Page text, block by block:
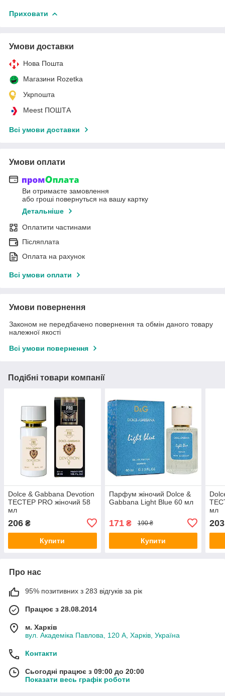
Приховати
Умови доставки
Нова Пошта
Магазини Rozetka
Укрпошта
Meest ПОШТА
Всі умови доставки
Умови оплати
Ви отримаєте замовлення
або гроші повернуться на вашу картку
Детальніше
Оплатити частинами
Післяплата
Оплата на рахунок
Всі умови оплати
Умови повернення
Законом не передбачено повернення та обмін даного товару
належної якості
Всі умови повернення
Подібні товари компанії
Dolce & Gabbana Devotion
ТЕСТЕР PRO жіночий 58
мл
206 ₴
Купити
Парфум жіночий Dolce &
Gabbana Light Blue 60 мл
171₴ 190 ₴
Купити
мл
203
Про нас
95% позитивних з 283 відгуків за рік
Працює з 28.08.2014
м. Харків
вул. Академіка Павлова, 120 А, Харків, Україна
Контакти
Сьогодні працює з 09:00 до 20:00
Показати весь графік роботи